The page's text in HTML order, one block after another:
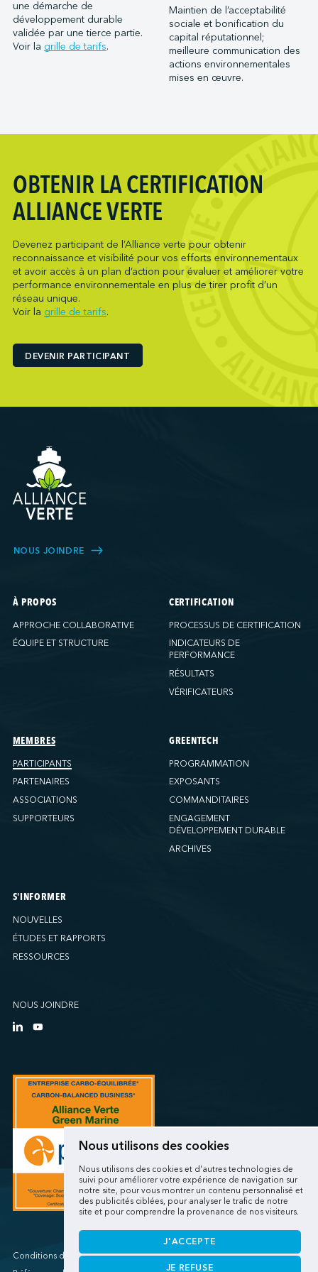
Nous utilisons des cookies
Nous utilisons des cookies et d'autres technologies de
suivi pour améliorer votre expérience de navigation sur
notre site, pour vous montrer un contenu personnalisé et
des publicités ciblées, pour analyser le trafic de notre
site et pour comprendre la provenance de nos visiteurs.
J'ACCEPTE
JE REFUSE
Ports of Indiana-Burns Harbor
Ports of Indiana-Jeffersonville
Ports of Indiana-Mount Vernon
Société du parc industriel et portuaire de Bécancour
Metro Ports - Houston
Metro Ports - Long Beach
Metro Ports - Morehead City
Oceanex
Owen Sound Transportation Company
Pasha Group (Wilmington)
Pembina Infrastructure and Logistics LP
Picton Terminals
PNCT
Ports America (Baton Rouge)
Ports America (Bayport)
Ports America (Charleston)
Ports America (Freeport)
Ports America (Galveston)
Ports America (Gulfport)
Ports America (Hueneme)
Ports America (IAP)
Ports America (Miami)
Ports America (NATSS)
Ports America (New Orleans)
Ports America (WBCT)
Ports America (Wilmington)
PSA Halifax
PSA Halifax (Fairview Cove)
QSL America
Société Terminaux Montréal Gateway
Sollio Agriculture (Hamilton)
Sollio Agriculture (Montréal)
Sollio Agriculture (Québec)
SSA Marine (Stockton)
SSA Marine (Vancouver Cruise)
SSA Marine (West Sacramento)
SSA Marine (West Sitcum Matson)
SSA Marine Canada (Lynnterm)
SSA Marine Canada (Squamish Terminals)
SSA Marine Canada (Victoria Cruise)
SSA Marine Mexico (Lazaro Cardenas)
SSA Marine Mexico (Manzanillo TEC)
SSA Marine Mexico (Veracruz)
une démarche de
développement durable
validée par une tierce partie.
Voir la grille de tarifs.
Maintien de l’acceptabilité
sociale et bonification du
capital réputationnel;
meilleure communication des
actions environnementales
mises en œuvre.
OBTENIR LA CERTIFICATION
ALLIANCE VERTE
Devenez participant de l’Alliance verte pour obtenir
reconnaissance et visibilité pour vos efforts environnementaux
et avoir accès à un plan d’action pour évaluer et améliorer votre
performance environnementale en plus de tirer profit d’un
réseau unique.
Voir la grille de tarifs.
DEVENIR PARTICIPANT
NOUS JOINDRE
À PROPOS
APPROCHE COLLABORATIVE
ÉQUIPE ET STRUCTURE
CERTIFICATION
PROCESSUS DE CERTIFICATION
INDICATEURS DE
PERFORMANCE
RÉSULTATS
VÉRIFICATEURS
MEMBRES
PARTICIPANTS
PARTENAIRES
ASSOCIATIONS
SUPPORTEURS
GREENTECH
PROGRAMMATION
EXPOSANTS
COMMANDITAIRES
ENGAGEMENT
DÉVELOPPEMENT DURABLE
ARCHIVES
S'INFORMER
NOUVELLES
ÉTUDES ET RAPPORTS
RESSOURCES
NOUS JOINDRE
Conditions d'utilisations/Renseignements personnels